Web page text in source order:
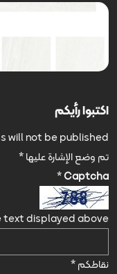
اكتبوا رأيكم
will not be published.
تم وضع الإشارة عليها*
Captcha
*
text displayed above:
نقاطكم*